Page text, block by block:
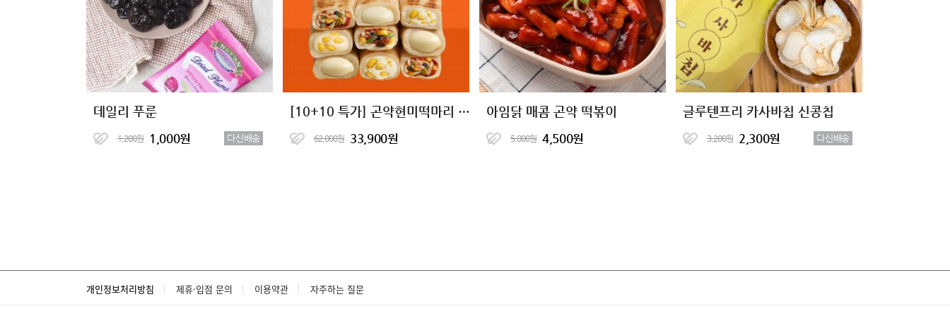
데일리 푸룬
1,200원 1,000원 다신배송
[10+10 특가] 곤약현미떡마리 5종 골라담기
62,000원 33,900원
아임닭 매콤 곤약 떡볶이
5,000원 4,500원
글루텐프리 카사바칩 신콩칩
3,200원 2,300원 다신배송
개인정보처리방침 제휴·입점 문의 이용약관 자주하는 질문